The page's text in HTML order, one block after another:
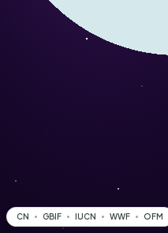
CN GBIF IUCN WWF OFM